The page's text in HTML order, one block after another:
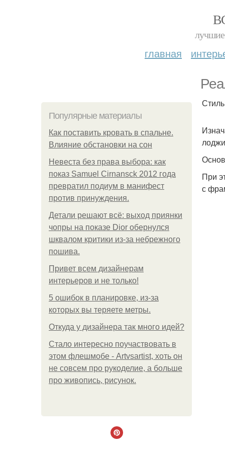
лучшие
главная
Популярные материалы
Как поставить кровать в спальне.
Влияние обстановки на сон
Невеста без права выбора: как
показ Samuel Cirnansck 2012 года
превратил подиум в манифест
против принуждения.
Детали решают всё: выход приянки
чопры на показе Dior обернулся
шквалом критики из-за небрежного
пошива.
Привет всем дизайнерам
интерьеров и не только!
5 ошибок в планировке, из-за
которых вы теряете метры.
Откуда у дизайнера так много идей?
Стало интересно поучаствовать в
этом флешмобе - Artvsartist, хоть он
не совсем про рукоделие, а больше
про живопись, рисунок.
При
с